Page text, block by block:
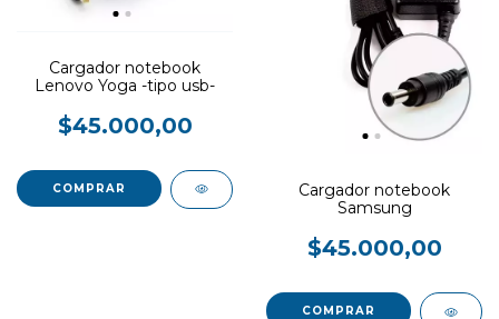
Cargador notebook
Lenovo Yoga -tipo usb-
$45.000,00
Cargador notebook
Samsung
$45.000,00